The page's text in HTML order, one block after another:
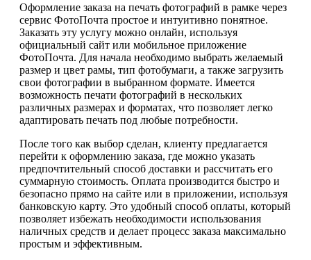
Оформление заказа на печать фотографий в рамке через
сервис ФотоПочта простое и интуитивно понятное.
Заказать эту услугу можно онлайн, используя
официальный сайт или мобильное приложение
ФотоПочта. Для начала необходимо выбрать желаемый
размер и цвет рамы, тип фотобумаги, а также загрузить
свои фотографии в выбранном формате. Имеется
возможность печати фотографий в нескольких
различных размерах и форматах, что позволяет легко
адаптировать печать под любые потребности.
После того как выбор сделан, клиенту предлагается
перейти к оформлению заказа, где можно указать
предпочтительный способ доставки и рассчитать его
суммарную стоимость. Оплата производится быстро и
безопасно прямо на сайте или в приложении, используя
банковскую карту. Это удобный способ оплаты, который
позволяет избежать необходимости использования
наличных средств и делает процесс заказа максимально
простым и эффективным.